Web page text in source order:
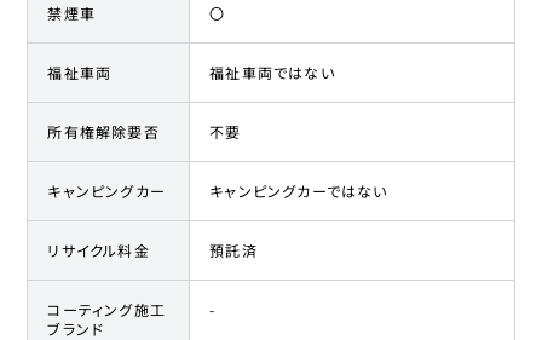
禁煙車 〇
福祉車両 福祉車両ではない
所有権解除要否 不要
キャンピングカー キャンピングカーではない
リサイクル料金 預託済
コーティング施工
ブランド
-